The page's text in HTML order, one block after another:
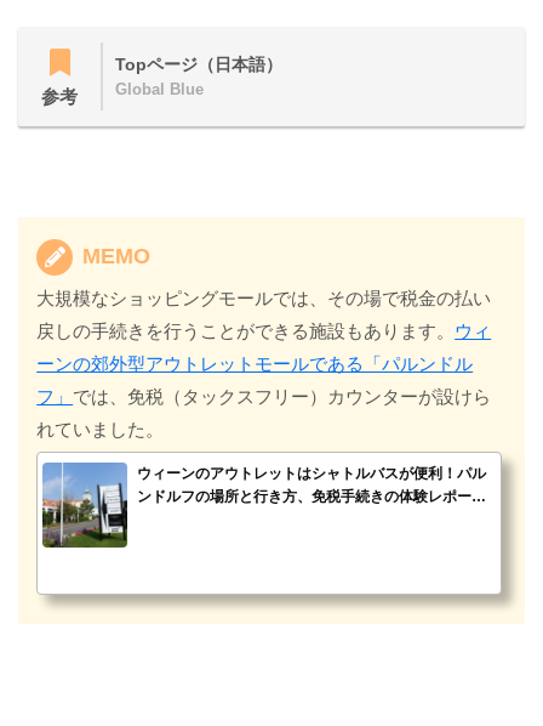
参考
Topページ（日本語）
Global Blue
MEMO
大規模なショッピングモールでは、その場で税金の払い
戻しの手続きを行うことができる施設もあります。 ウィ
ーンの郊外型アウトレットモールである「パルンドル
フ」 では、免税（タックスフリー）カウンターが設けら
れていました。
ウィーンのアウトレットはシャトルバスが便利！パル
ンドルフの場所と行き方、免税手続きの体験レポー